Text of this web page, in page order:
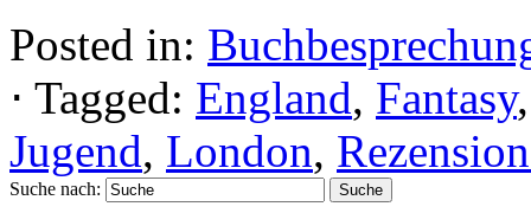
Posted in:
⋅ Tagged: England, Fantasy
Jugend, London,
Suche nach: